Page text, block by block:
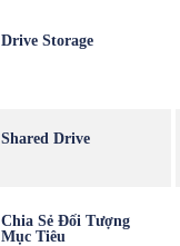
Drive Storage
Shared Drive
Chia Sẻ Đối Tượng
Mục Tiêu